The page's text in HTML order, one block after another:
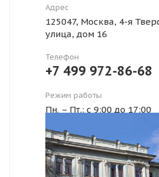
Адрес
125047, Москва, 4-я
улица, дом 16
Телефон
+7 499 972-86-68
Режим работы
Пн. – Пт.: с 9:00 до 17:00